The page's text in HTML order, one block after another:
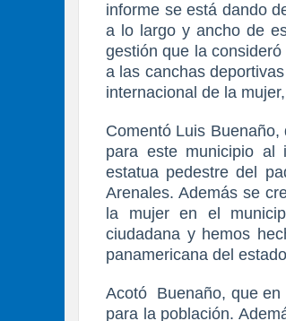
informe se está dando
a lo largo y ancho de
gestión que la
a las canchas
internacional de la
Comentó Luis
para este municipio al
estatua pedestre del
Arenales. Además se
la mujer en el
ciudadana y hemos
panamericana del
Acotó Buenaño, que
para la población.